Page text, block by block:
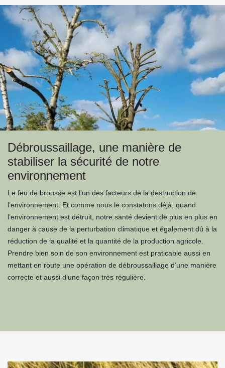
Débroussaillage, une manière de
stabiliser la sécurité de notre
environnement
Le feu de brousse est l’un des facteurs de la destruction de
l’environnement. Et comme nous le constatons déjà, quand
l’environnement est détruit, notre santé devient de plus en plus en
danger à cause de la perturbation climatique et également dû à la
réduction de la qualité et la quantité de la production agricole.
Prendre bien soin de son environnement est praticable aussi en
mettant en route une opération de débroussaillage d’une manière
correcte et aussi d’une façon très régulière.